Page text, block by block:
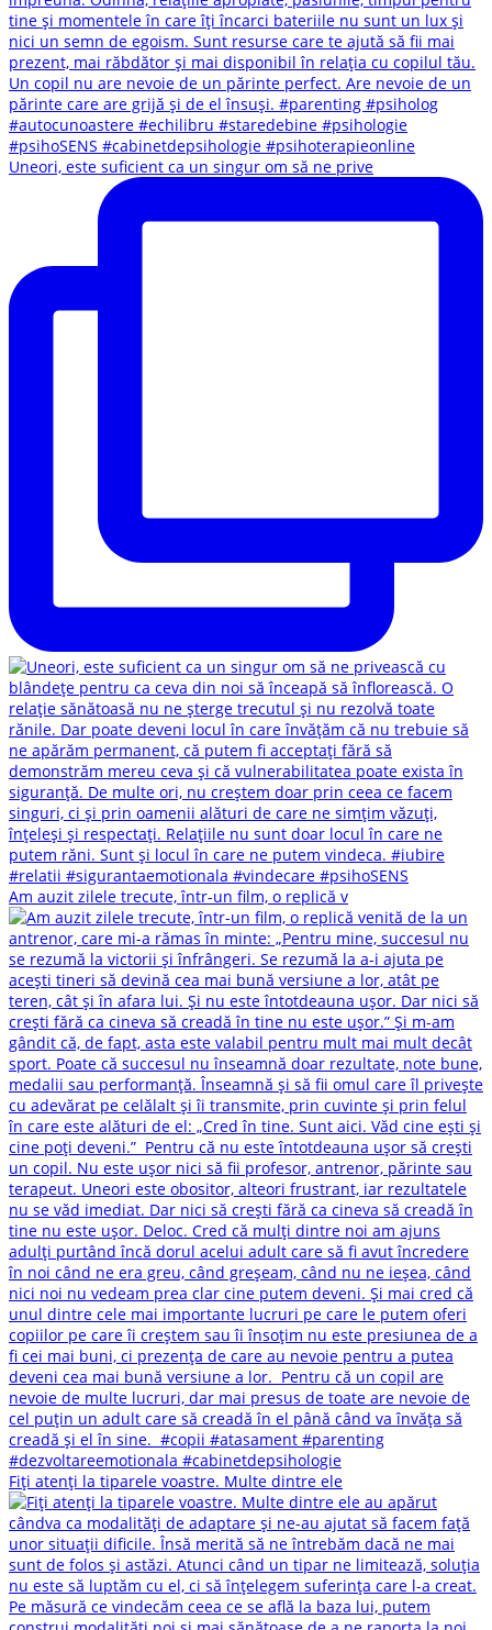
Uneori, este suficient ca un singur om să ne prive
Am auzit zilele trecute, într-un film, o replică v
Fiți atenți la tiparele voastre. Multe dintre ele